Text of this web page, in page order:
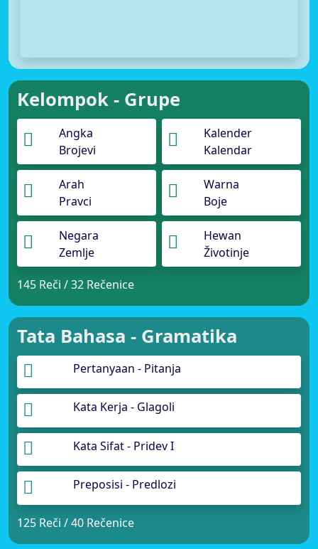
Kelompok - Grupe
Angka
Brojevi
Kalender
Kalendar
Arah
Pravci
Warna
Boje
Negara
Zemlje
Hewan
Životinje
145 Reči / 32 Rečenice
Tata Bahasa - Gramatika
Pertanyaan - Pitanja
Kata Kerja - Glagoli
Kata Sifat - Pridev I
Preposisi - Predlozi
125 Reči / 40 Rečenice